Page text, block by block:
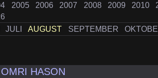
2005 2006 2007 2008 2009 2010
JULI AUGUST SEPTEMBER
HASON